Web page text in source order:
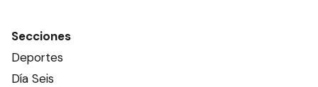
Secciones
Deportes
Día Seis